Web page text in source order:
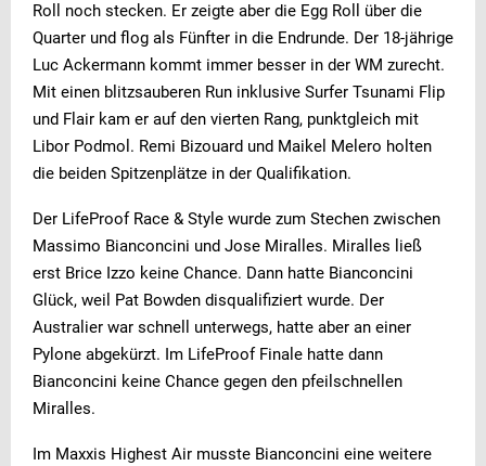
Roll noch stecken. Er zeigte aber die Egg Roll über die
Quarter und flog als Fünfter in die Endrunde. Der 18-jährige
Luc Ackermann kommt immer besser in der WM zurecht.
Mit einen blitzsauberen Run inklusive Surfer Tsunami Flip
und Flair kam er auf den vierten Rang, punktgleich mit
Libor Podmol. Remi Bizouard und Maikel Melero holten
die beiden Spitzenplätze in der Qualifikation.
Der LifeProof Race & Style wurde zum Stechen zwischen
Massimo Bianconcini und Jose Miralles. Miralles ließ
erst Brice Izzo keine Chance. Dann hatte Bianconcini
Glück, weil Pat Bowden disqualifiziert wurde. Der
Australier war schnell unterwegs, hatte aber an einer
Pylone abgekürzt. Im LifeProof Finale hatte dann
Bianconcini keine Chance gegen den pfeilschnellen
Miralles.
Im Maxxis Highest Air musste Bianconcini eine weitere